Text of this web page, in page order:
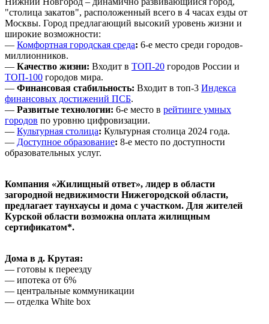
"столица закатов", расположенный всего в 4 часах езды от
Москвы. Город предлагающий высокий уровень жизни и
широкие возможности:
— Комфортная городская среда: 6-е место среди городов-
миллионников.
— Качество жизни: Входит в ТОП-20 городов России и
ТОП-100 городов мира.
— Финансовая стабильность: Входит в топ-3 Индекса
финансовых достижений ПСБ.
— Развитые технологии: 6-е место в рейтинге умных
городов по уровню цифровизации.
— Культурная столица: Культурная столица 2024 года.
— Доступное образование: 8-е место по доступности
образовательных услуг.
Компания «Жилищный ответ», лидер в области
загородной недвижимости Нижегородской области,
предлагает таунхаусы и дома с участком. Для жителей
Курской области возможна оплата жилищным
сертификатом*.
Дома в д. Крутая:
— готовы к переезду
— ипотека от 6%
— центральные коммуникации
— отделка White box